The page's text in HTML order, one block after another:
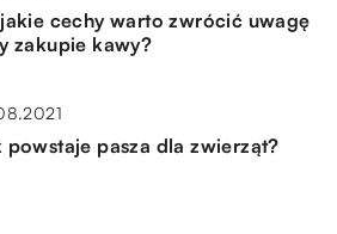
cechy warto zwrócić uwagę
zakupie kawy?
powstaje pasza dla zwierząt?